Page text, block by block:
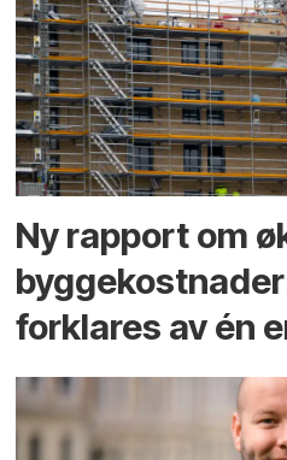
Ny rapport om
forklares av én